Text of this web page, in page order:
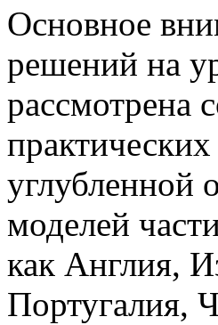
Основное
решений на
рассмотрена
углубленной
моделей
как Англия,
Португалия,